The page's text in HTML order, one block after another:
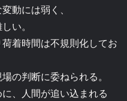
動には弱く、
い。
着時間は不規則化してお
の判断に委ねられる。
、人間が追い込まれる